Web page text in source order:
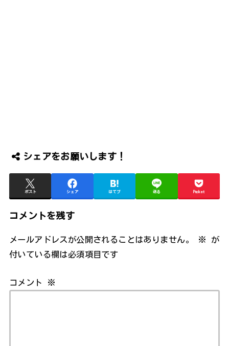
シェアをお願いします！
ポスト シェア はてブ 送る Pocket
コメントを残す
メールアドレスが公開されることはありません。 ※
が
付いている欄は必須項目です
コメント ※